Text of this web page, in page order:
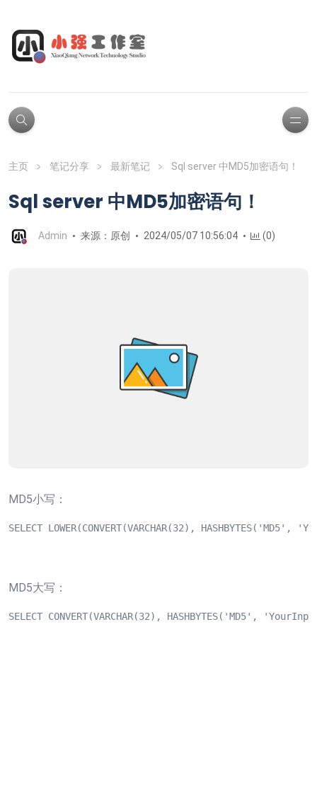
主页 笔记分享 最新笔记 Sql server 中MD5加密语句！
Sql server 中MD5加密语句！
Admin 来源：原创 2024/05/07 10:56:04 (0)
MD5小写：
SELECT LOWER(CONVERT(VARCHAR(32),
MD5大写：
SELECT CONVERT(VARCHAR(32), HASHBYTES('MD5',